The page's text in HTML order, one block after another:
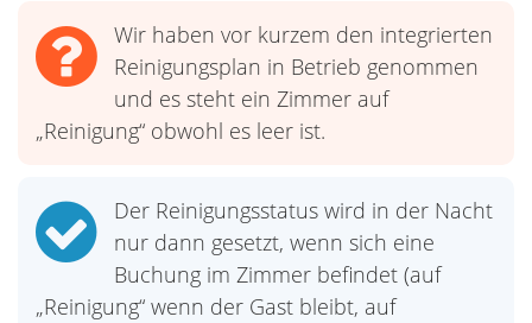
Wir haben vor kurzem den integrierten
Reinigungsplan in Betrieb genommen
und es steht ein Zimmer auf
„Reinigung“ obwohl es leer ist.
Der Reinigungsstatus wird in der Nacht
nur dann gesetzt, wenn sich eine
Buchung im Zimmer befindet (auf
„Reinigung“ wenn der Gast bleibt, auf